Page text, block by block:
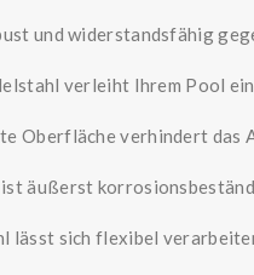
und widerstandsfähig
verleiht Ihrem Pool
Oberfläche verhindert das
äußerst
lässt sich flexibel